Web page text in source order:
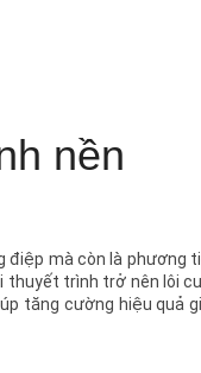
nền
điệp mà còn là phương
thuyết trình trở nên lôi
tăng cường hiệu quả